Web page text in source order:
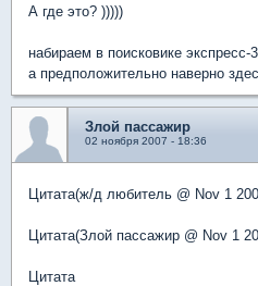
А где это? )))))
набираем в поисковике экспресс-
а предположительно наверно
Злой пассажир
02 ноября 2007 - 18:36
Цитата(ж/д любитель @ Nov 1
Цитата(Злой пассажир @ Nov 1
Цитата